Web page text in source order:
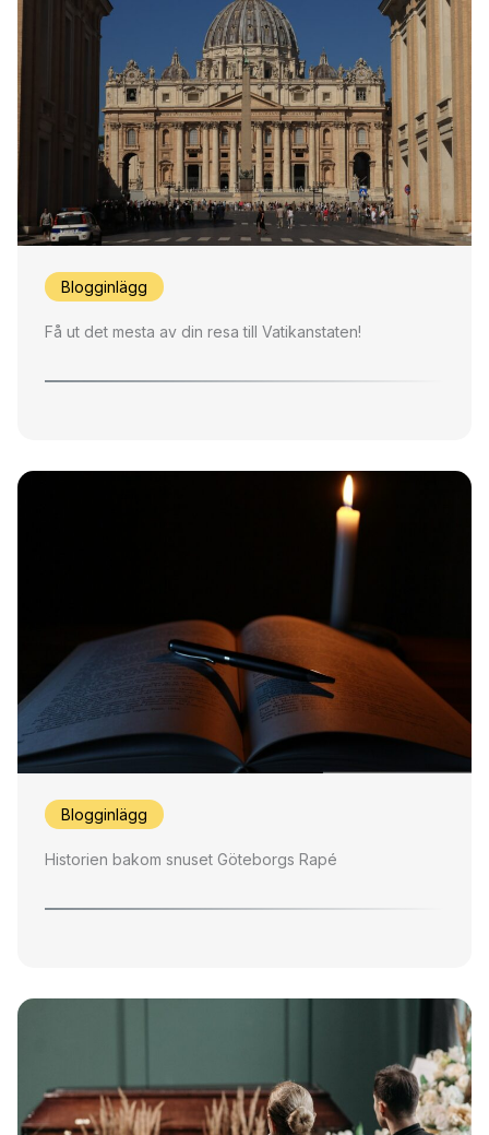
Blogginlägg
Få ut det mesta av din resa till Vatikanstaten!
Blogginlägg
Historien bakom snuset Göteborgs Rapé